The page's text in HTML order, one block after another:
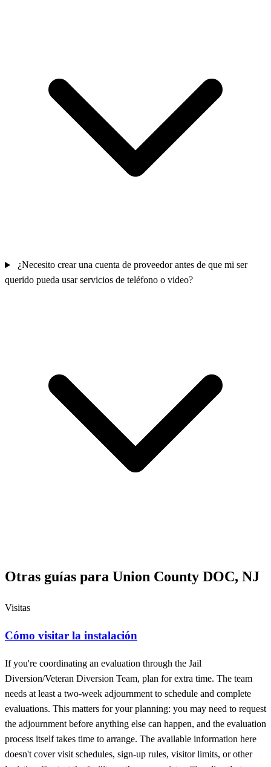
¿Necesito crear una cuenta de proveedor antes de que mi ser
querido pueda usar servicios de teléfono o video?
Otras guías para Union County DOC, NJ
Visitas
Cómo visitar la instalación
If you're coordinating an evaluation through the Jail
Diversion/Veteran Diversion Team, plan for extra time. The team
needs at least a two-week adjournment to schedule and complete
evaluations. This matters for your planning: you may need to request
the adjournment before anything else can happen, and the evaluation
process itself takes time to arrange. The available information here
doesn't cover visit schedules, sign-up rules, visitor limits, or other